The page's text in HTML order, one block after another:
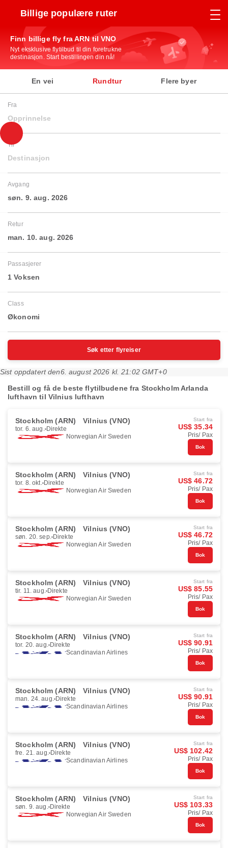
Billige populære ruter
Finn billige fly fra ARN til VNO
Nyt eksklusive flytilbud til din foretrukne
destinasjon. Start bestillingen din nå!
En vei Rundtur Flere byer
Fra
Opprinnelse
Til
Destinasjon
Avgang
søn. 9. aug. 2026
Retur
man. 10. aug. 2026
Passasjerer
1 Voksen
Class
Økonomi
Søk etter flyreiser
Sist oppdatert den6. august 2026 kl. 21:02 GMT+0
Bestill og få de beste flytilbudene fra Stockholm Arlanda
lufthavn til Vilnius lufthavn
Stockholm (ARN) Vilnius (VNO)
tor. 6. aug. Direkte
Norwegian Air Sweden
Start fra
US$ 35.34
Pris/ Pax
Bok
Stockholm (ARN) Vilnius (VNO)
tor. 8. okt. Direkte
Norwegian Air Sweden
Start fra
US$ 46.72
Pris/ Pax
Bok
Stockholm (ARN) Vilnius (VNO)
søn. 20. sep. Direkte
Norwegian Air Sweden
Start fra
US$ 46.72
Pris/ Pax
Bok
Stockholm (ARN) Vilnius (VNO)
tir. 11. aug. Direkte
Norwegian Air Sweden
Start fra
US$ 85.55
Pris/ Pax
Bok
Stockholm (ARN) Vilnius (VNO)
tor. 20. aug. Direkte
Scandinavian Airlines
Start fra
US$ 90.91
Pris/ Pax
Bok
Stockholm (ARN) Vilnius (VNO)
man. 24. aug. Direkte
Scandinavian Airlines
Start fra
US$ 90.91
Pris/ Pax
Bok
Stockholm (ARN) Vilnius (VNO)
fre. 21. aug. Direkte
Scandinavian Airlines
Start fra
US$ 102.42
Pris/ Pax
Bok
Stockholm (ARN) Vilnius (VNO)
søn. 9. aug. Direkte
Norwegian Air Sweden
Start fra
US$ 103.33
Pris/ Pax
Bok